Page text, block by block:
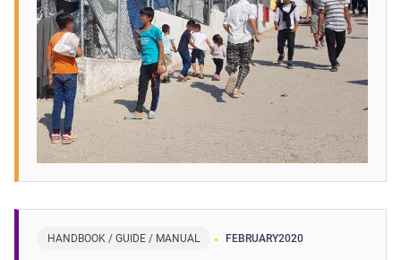
HANDBOOK / GUIDE / MANUAL FEBRUARY2020